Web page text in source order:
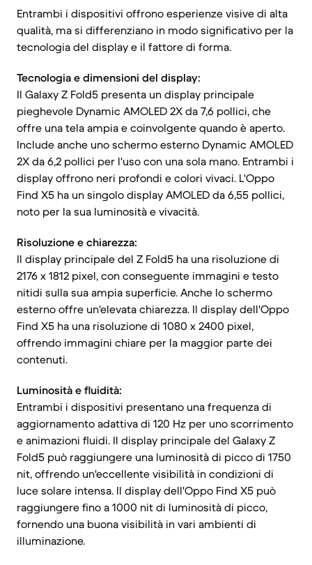
Entrambi i dispositivi offrono esperienze visive di alta
qualità, ma si differenziano in modo significativo per la
tecnologia del display e il fattore di forma.
Tecnologia e dimensioni del display:
Il Galaxy Z Fold5 presenta un display principale
pieghevole Dynamic AMOLED 2X da 7,6 pollici, che
offre una tela ampia e coinvolgente quando è aperto.
Include anche uno schermo esterno Dynamic AMOLED
2X da 6,2 pollici per l'uso con una sola mano. Entrambi i
display offrono neri profondi e colori vivaci. L'Oppo
Find X5 ha un singolo display AMOLED da 6,55 pollici,
noto per la sua luminosità e vivacità.
Risoluzione e chiarezza:
Il display principale del Z Fold5 ha una risoluzione di
2176 x 1812 pixel, con conseguente immagini e testo
nitidi sulla sua ampia superficie. Anche lo schermo
esterno offre un'elevata chiarezza. Il display dell'Oppo
Find X5 ha una risoluzione di 1080 x 2400 pixel,
offrendo immagini chiare per la maggior parte dei
contenuti.
Luminosità e fluidità:
Entrambi i dispositivi presentano una frequenza di
aggiornamento adattiva di 120 Hz per uno scorrimento
e animazioni fluidi. Il display principale del Galaxy Z
Fold5 può raggiungere una luminosità di picco di 1750
nit, offrendo un'eccellente visibilità in condizioni di
luce solare intensa. Il display dell'Oppo Find X5 può
raggiungere fino a 1000 nit di luminosità di picco,
fornendo una buona visibilità in vari ambienti di
illuminazione.